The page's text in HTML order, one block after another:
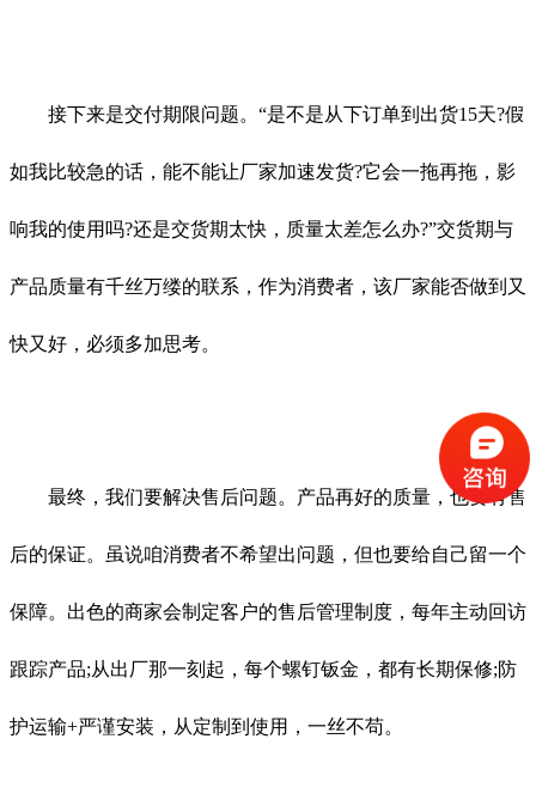
接下来是交付期限问题。“是不是从下订单到出货15天?假
如我比较急的话，能不能让厂家加速发货?它会一拖再拖，影
响我的使用吗?还是交货期太快，质量太差怎么办?”交货期与
产品质量有千丝万缕的联系，作为消费者，该厂家能否做到又
快又好，必须多加思考。
最终，我们要解决售后问题。产品再好的质量，也要有售
后的保证。虽说咱消费者不希望出问题，但也要给自己留一个
保障。出色的商家会制定客户的售后管理制度，每年主动回访
跟踪产品;从出厂那一刻起，每个螺钉钣金，都有长期保修;防
护运输+严谨安装，从定制到使用，一丝不苟。